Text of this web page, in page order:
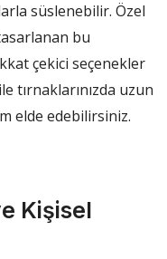
süslenebilir. Özel
bu
çekici seçenekler
tırnaklarınızda uzun
elde edebilirsiniz.
Kişisel